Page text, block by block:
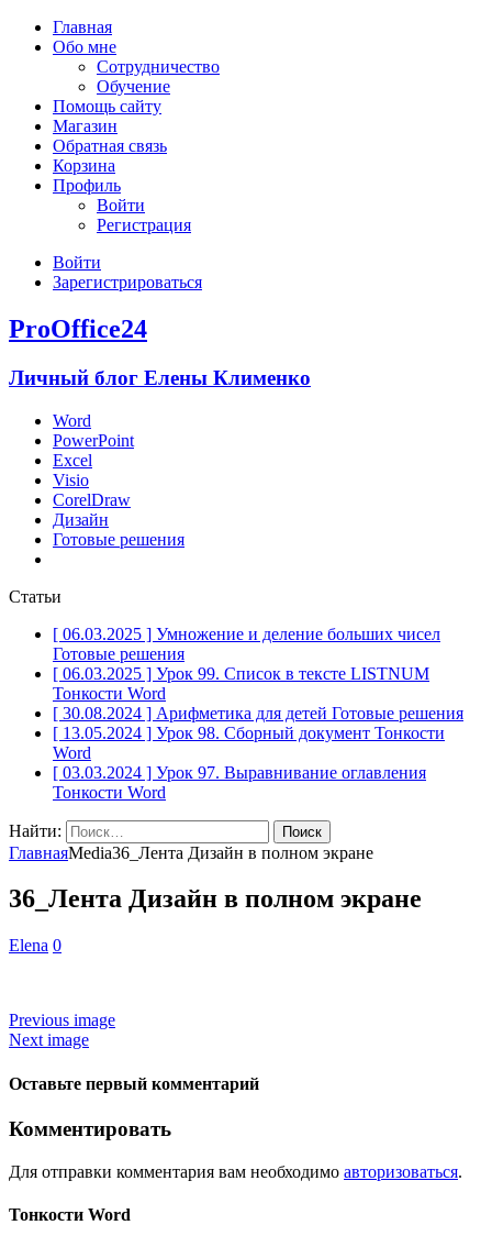
Главная
Обо мне
Сотрудничество
Обучение
Помощь сайту
Магазин
Обратная связь
Корзина
Профиль
Войти
Регистрация
Войти
Зарегистрироваться
ProOffice24
Личный блог Елены Клименко
Word
PowerPoint
Excel
Visio
CorelDraw
Дизайн
Готовые решения
Статьи
[ 06.03.2025 ] Умножение и деление больших чисел
Готовые решения
[ 06.03.2025 ] Урок 99. Список в тексте LISTNUM
Тонкости Word
[ 30.08.2024 ] Арифметика для детей Готовые решения
[ 13.05.2024 ] Урок 98. Сборный документ Тонкости
Word
[ 03.03.2024 ] Урок 97. Выравнивание оглавления
Тонкости Word
Найти:
ГлавнаяMedia36_Лента Дизайн в полном экране
36_Лента Дизайн в полном экране
Elena 0
Previous image
Next image
Оставьте первый комментарий
Комментировать
Для отправки комментария вам необходимо авторизоваться.
Тонкости Word